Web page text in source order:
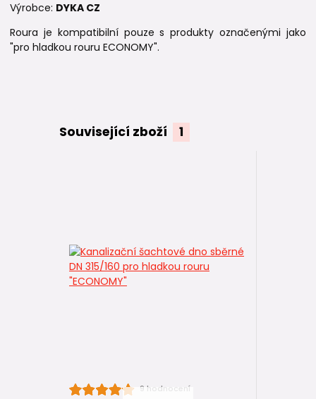
Výrobce: DYKA CZ
Roura je kompatibilní pouze s produkty označenými jako
"pro hladkou rouru ECONOMY".
Související zboží 1
9 hodnocení